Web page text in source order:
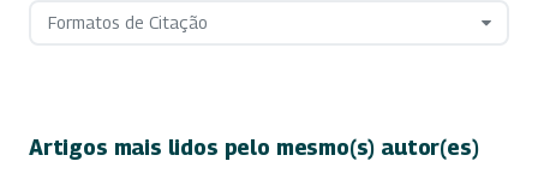
Formatos de Citação
Artigos mais lidos pelo mesmo(s) autor(es)